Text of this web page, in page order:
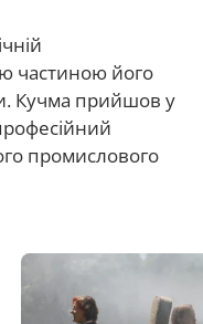
частиною його
Кучма прийшов у
промислового